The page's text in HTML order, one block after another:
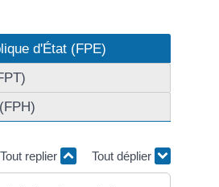
d'État (FPE)
Tout replier Tout déplier